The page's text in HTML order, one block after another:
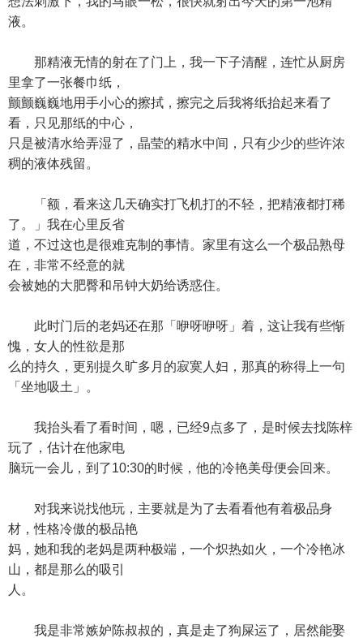
液。
那精液无情的射在了门上，我一下子清醒，连忙从厨房
里拿了一张餐巾纸，
颤颤巍巍地用手小心的擦拭，擦完之后我将纸抬起来看了
看，只见那纸的中心，
只是被清水给弄湿了，晶莹的精水中间，只有少少的些许浓
稠的液体残留。
「额，看来这几天确实打飞机打的不轻，把精液都打稀
了。」我在心里反省
道，不过这也是很难克制的事情。家里有这么一个极品熟母
在，非常不经意的就
会被她的大肥臀和吊钟大奶给诱惑住。
此时门后的老妈还在那「咿呀咿呀」着，这让我有些惭
愧，女人的性欲是那
么的持久，更别提久旷多月的寂寞人妇，那真的称得上一句
「坐地吸土」。
我抬头看了看时间，嗯，已经9点多了，是时候去找陈梓
玩了，估计在他家电
脑玩一会儿，到了10:30的时候，他的冷艳美母便会回来。
对我来说找他玩，主要就是为了去看看他有着极品身
材，性格冷傲的极品艳
妈，她和我的老妈是两种极端，一个炽热如火，一个冷艳冰
山，都是那么的吸引
人。
我是非常嫉妒陈叔叔的，真是走了狗屎运了，居然能娶